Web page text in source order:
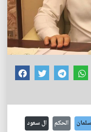
الحكم ال سعود